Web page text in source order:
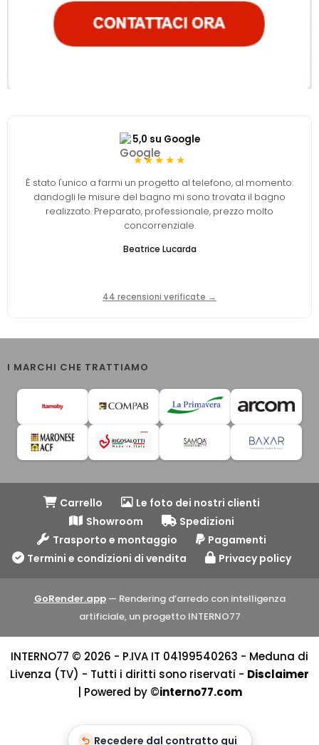
5,0 su Google
★★★★★
È stato l'unico a farmi un progetto al telefono, al momento:
dandogli le misure del bagno mi sono trovata il bagno
realizzato. Preparato, professionale, prezzo molto
concorrenziale.
Beatrice Lucarda
44 recensioni verificate →
I MARCHI CHE TRATTIAMO
Carrello
Le foto dei nostri clienti
Showroom
Spedizioni
Trasporto e montaggio
Pagamenti
Termini e condizioni di vendita
Privacy policy
GoRender.app— Rendering d’arredo con intelligenza
artificiale, un progetto INTERNO77
INTERNO77 © 2026 - P.IVA IT 04199540263 - Meduna di
Livenza (TV) - Tutti i diritti sono riservati - Disclaimer
| Powered by ©interno77.com
Recedere dal contratto qui